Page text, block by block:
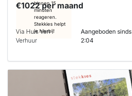
binnen 15
minuten
reageren.
Stekkies helpt
je hierbij!
€1022 per maand
Via Huis Van
Verhuur
Aangeboden sinds
2:04